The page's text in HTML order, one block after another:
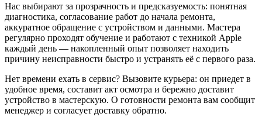
Нас выбирают за прозрачность и предсказуемость: понятная
диагностика, согласование работ до начала ремонта,
аккуратное обращение с устройством и данными. Мастера
регулярно проходят обучение и работают с техникой Apple
каждый день — накопленный опыт позволяет находить
причину неисправности быстро и устранять её с первого раза.
Нет времени ехать в сервис? Вызовите курьера: он приедет в
удобное время, составит акт осмотра и бережно доставит
устройство в мастерскую. О готовности ремонта вам сообщит
менеджер и согласует доставку обратно.